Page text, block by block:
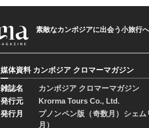
素敵なカンボジアに出会う小旅
媒体資料 カンボジア クロマーマガジン
雑誌名
カンボジア クロマーマガジン
発行元
Krorma Tours Co., Ltd.
発行月
プノンペン版（奇数月）シェ
月）